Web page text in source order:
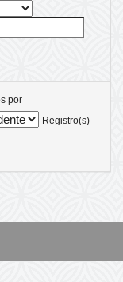
por
Registro(s)